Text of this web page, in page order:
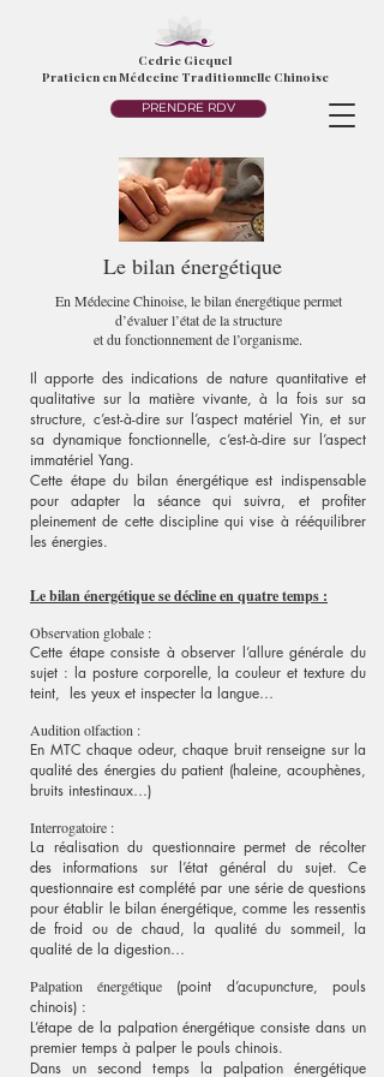
Cedric Gicquel
Praticien en Médecine Traditionnelle Chinoise
PRENDRE RDV
Le bilan énergétique
En Médecine Chinoise, le bilan énergétique permet
d’évaluer l’état de la structure
et du fonctionnement de l’organisme.
Il apporte des indications de nature quantitative et
qualitative sur la matière vivante, à la fois sur sa
structure, c’est-à-dire sur l’aspect matériel Yin, et sur
sa dynamique fonctionnelle, c’est-à-dire sur l’aspect
immatériel Yang.
Cette étape du bilan énergétique est indispensable
pour adapter la séance qui suivra, et profiter
pleinement de cette discipline qui vise à rééquilibrer
les énergies.
Le bilan énergétique se décline en quatre temps :
Observation globale :
Cette étape consiste à observer l’allure générale du
sujet : la posture corporelle, la couleur et texture du
teint, les yeux et inspecter la langue…
Audition olfaction :
En MTC chaque odeur, chaque bruit renseigne sur la
qualité des énergies du patient (haleine, acouphènes,
bruits intestinaux…)
Interrogatoire :
La réalisation du questionnaire permet de récolter
des informations sur l’état général du sujet. Ce
questionnaire est complété par une série de questions
pour établir le bilan énergétique, comme les ressentis
de froid ou de chaud, la qualité du sommeil, la
qualité de la digestion…
Palpation énergétique(point d’acupuncture, pouls
chinois) :
L’étape de la palpation énergétique consiste dans un
premier temps à palper le pouls chinois.
Dans un second temps la palpation énergétique